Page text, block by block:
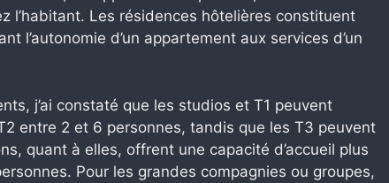
l’habitant. Les résidences hôtelières constituent
l’autonomie d’un appartement aux services d’un
j’ai constaté que les studios et T1 peuvent
entre 2 et 6 personnes, tandis que les T3 peuvent
quant à elles, offrent une capacité d’accueil plus
Pour les grandes compagnies ou groupes,